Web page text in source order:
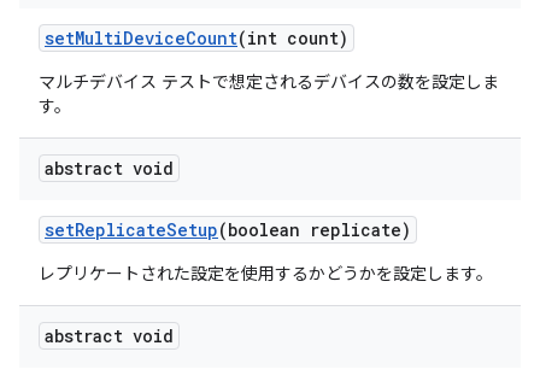
setMultiDeviceCount(int count)
マルチデバイス テストで想定されるデバイスの数を設定しま
す。
abstract void
setReplicateSetup(boolean replicate)
レプリケートされた設定を使用するかどうかを設定します。
abstract void